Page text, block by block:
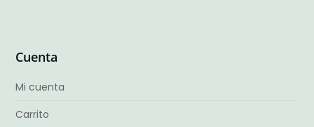
Cuenta
Mi cuenta
Carrito